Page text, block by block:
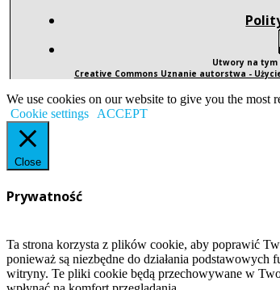
Utwory na
Creative Commons Uznanie autorstwa -
We use cookies on our website to give you the most
Cookie settings
ACCEPT
Close
Prywatność
Ta strona korzysta z plików cookie, aby poprawić
ponieważ są niezbędne do działania
witryny. Te pliki cookie będą przechowywane w